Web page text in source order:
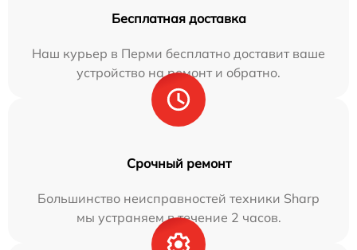
Бесплатная доставка
Наш курьер в Перми бесплатно доставит ваше
устройство на ремонт и обратно.
Срочный ремонт
Большинство неисправностей техники Sharp
мы устраняем в течение 2 часов.